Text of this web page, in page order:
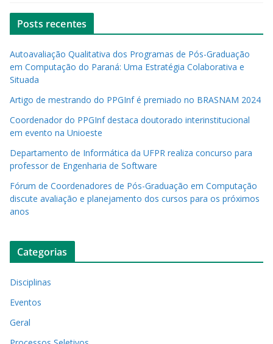
Posts recentes
Autoavaliação Qualitativa dos Programas de Pós-Graduação
em Computação do Paraná: Uma Estratégia Colaborativa e
Situada
Artigo de mestrando do PPGInf é premiado no BRASNAM 2024
Coordenador do PPGInf destaca doutorado interinstitucional
em evento na Unioeste
Departamento de Informática da UFPR realiza concurso para
professor de Engenharia de Software
Fórum de Coordenadores de Pós-Graduação em Computação
discute avaliação e planejamento dos cursos para os próximos
anos
Categorias
Disciplinas
Eventos
Geral